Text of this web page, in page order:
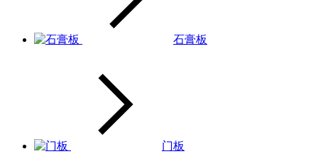
石膏板
门板